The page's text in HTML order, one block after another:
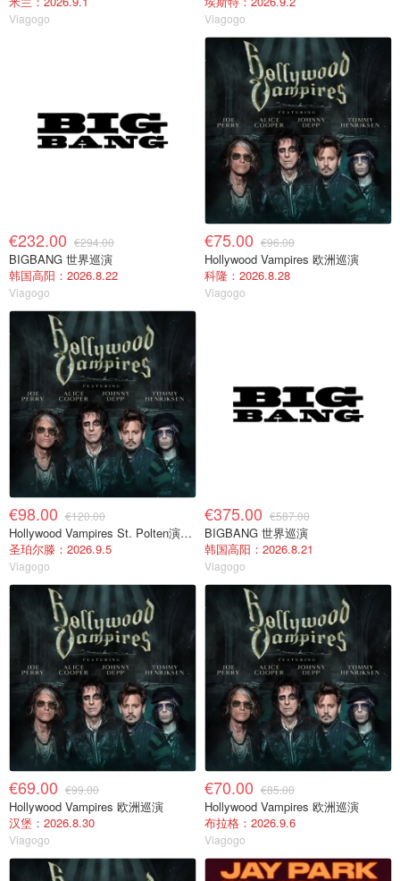
Viagogo Viagogo
€232.00 €294.00
BIGBANG 世界巡演
韩国高阳：2026.8.22
Viagogo
€75.00 €96.00
Hollywood Vampires 欧洲巡演
科隆：2026.8.28
Viagogo
€98.00 €120.00
Hollywood Vampires St. Polten演唱会门票 2026年9月5日
圣珀尔滕：2026.9.5
Viagogo
€375.00 €587.00
BIGBANG 世界巡演
韩国高阳：2026.8.21
Viagogo
€69.00 €99.00
Hollywood Vampires 欧洲巡演
汉堡：2026.8.30
Viagogo
€70.00 €85.00
Hollywood Vampires 欧洲巡演
布拉格：2026.9.6
Viagogo